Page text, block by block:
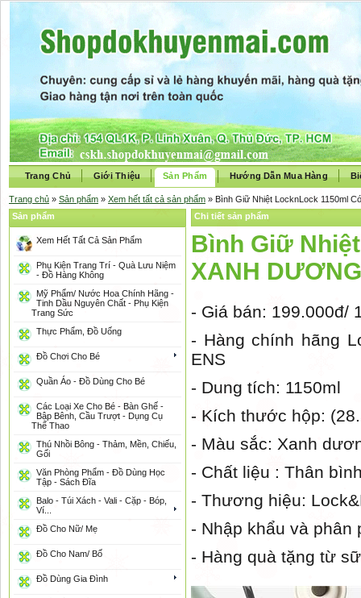
Trang Chủ Giới Thiệu Sản Phẩm Hướng Dẫn Mua Hàng
Trang chủ » Sản phẩm » Xem hết tất cả sản phẩm » Bình Giữ Nhiệt LocknLock 1150ml
Chi tiết sản phẩm
Bình Giữ
XANH DƯƠNG
- Giá bán: 199.000đ/
- Hàng chính hãng
ENS
- Dung tích: 1150ml
- Kích thước hộp:
- Màu sắc: Xanh
- Chất liệu : Thân
- Thương hiệu:
- Nhập khẩu và phân
- Hàng quà tặng từ
Sản phẩm
Xem Hết Tất Cả Sản Phẩm
Phụ Kiện Trang Trí - Quà Lưu Niệm
- Đồ Hàng Không
Mỹ Phẩm/ Nước Hoa Chính Hãng -
Tinh Dầu Nguyên Chất - Phụ Kiện
Trang Sức
Thực Phẩm, Đồ Uống
Đồ Chơi Cho Bé
Quần Áo - Đồ Dùng Cho Bé
Các Loại Xe Cho Bé - Bàn Ghế -
Bập Bênh, Cầu Trượt - Dụng Cụ
Thể Thao
Thú Nhồi Bông - Thảm, Mền, Chiếu,
Gối
Văn Phòng Phẩm - Đồ Dùng Học
Tập - Sách Đĩa
Balo - Túi Xách - Vali - Cặp - Bóp,
Ví...
Đồ Cho Nữ/ Mẹ
Đồ Cho Nam/ Bố
Đồ Dùng Gia Đình